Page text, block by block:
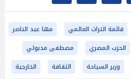
قائمة التراث العالمي
مها عبد الناصر
الحزب المصري
مصطفى مدبولي
وزير السياحة الثقافة
الخارجية